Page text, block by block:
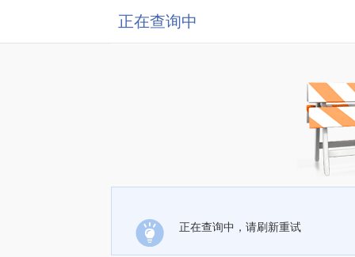
正在查询中
正在查询中，请刷新重试